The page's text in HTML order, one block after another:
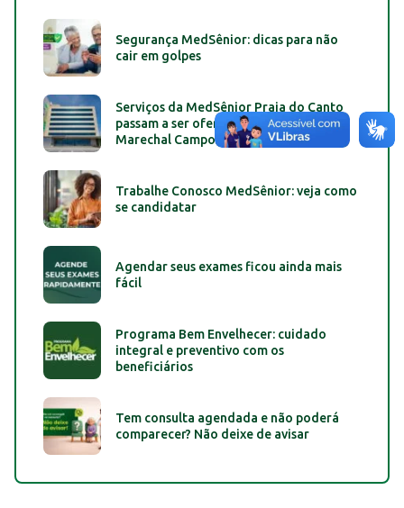
Segurança MedSênior: dicas para não
cair em golpes
Serviços da MedSênior Praia do Canto
passam a ser oferecidos na unidade da
Marechal Campos, em Vitória
Trabalhe Conosco MedSênior: veja como
se candidatar
Agendar seus exames ficou ainda mais
fácil
Programa Bem Envelhecer: cuidado
integral e preventivo com os
beneficiários
Tem consulta agendada e não poderá
comparecer? Não deixe de avisar